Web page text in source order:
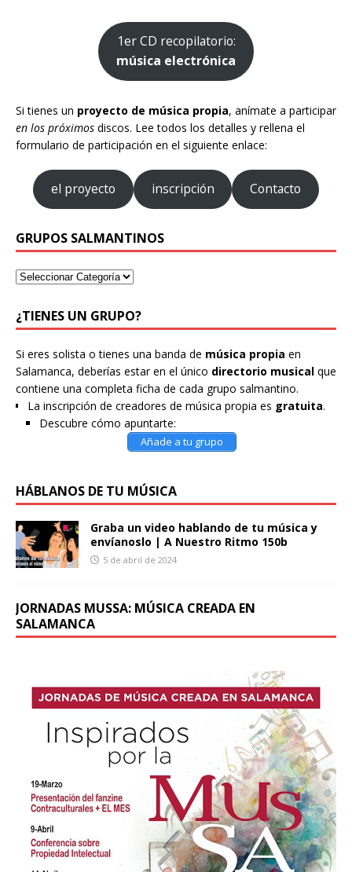
1er CD recopilatorio:
música electrónica
Si tienes un proyecto de música propia, anímate a participar
en los próximos discos. Lee todos los detalles y rellena el
formulario de participación en el siguiente enlace:
el proyecto inscripción Contacto
GRUPOS SALMANTINOS
¿TIENES UN GRUPO?
Si eres solista o tienes una banda de música propia en
Salamanca, deberías estar en el único directorio musical que
contiene una completa ficha de cada grupo salmantino.
La inscripción de creadores de música propia es gratuita.
Descubre cómo apuntarte:
Añade a tu grupo
HÁBLANOS DE TU MÚSICA
Graba un video hablando de tu música y
envíanoslo | A Nuestro Ritmo 150b
5 de abril de 2024
JORNADAS MUSSA: MÚSICA CREADA EN
SALAMANCA